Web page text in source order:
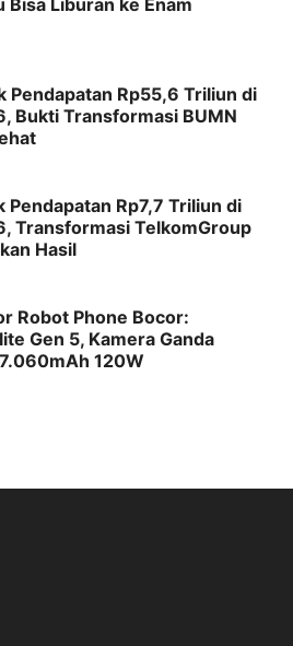
Bisa Liburan ke Enam
Pendapatan Rp55,6 Triliun di
Bukti Transformasi BUMN
Pendapatan Rp7,7 Triliun di
Transformasi TelkomGroup
Hasil
Robot Phone Bocor:
Gen 5, Kamera Ganda
120W